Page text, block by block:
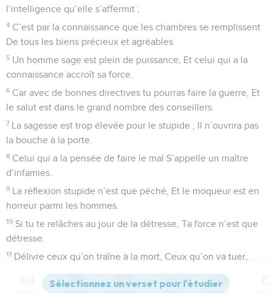
l’intelligence qu’elle s’affermit ;
4 C’est par la connaissance que les chambres se remplissent
De tous les biens précieux et agréables.
5 Un homme sage est plein de puissance, Et celui qui a la
connaissance accroît sa force.
6 Car avec de bonnes directives tu pourras faire la guerre, Et
le salut est dans le grand nombre des conseillers.
7 La sagesse est trop élevée pour le stupide ; Il n’ouvrira pas
la bouche à la porte.
8 Celui qui a la pensée de faire le mal S’appelle un maître
d’infamies.
9 La réflexion stupide n’est que péché, Et le moqueur est en
horreur parmi les hommes.
10 Si tu te relâches au jour de la détresse, Ta force n’est que
détresse.
11 Délivre ceux qu’on traîne à la mort, Ceux qu’on va tuer,
Si tu dis : Ah ! nous ne savions pas !... Celui qui pèse les
Versions Commentaires Strong